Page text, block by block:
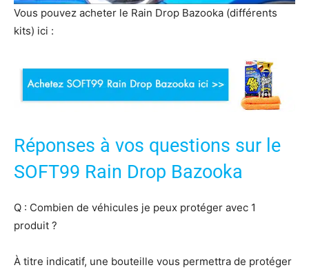
Vous pouvez acheter le Rain Drop Bazooka (différents
kits) ici :
Réponses à vos questions sur le
SOFT99 Rain Drop Bazooka
Q : Combien de véhicules je peux protéger avec 1
produit ?
À titre indicatif, une bouteille vous permettra de protéger